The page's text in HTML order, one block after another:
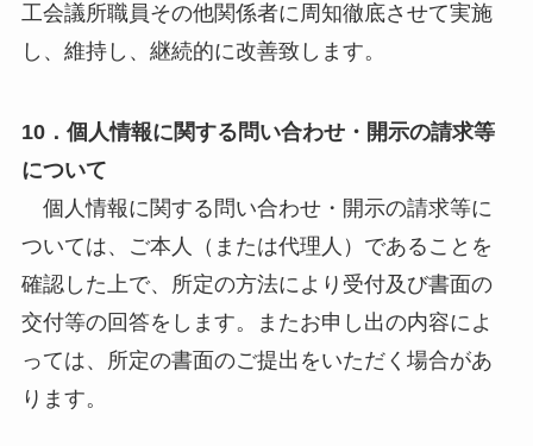
工会議所職員その他関係者に周知徹底させて実施
し、維持し、継続的に改善致します。
10．個人情報に関する問い合わせ・開示の請求等
について
個人情報に関する問い合わせ・開示の請求等に
ついては、ご本人（または代理人）であることを
確認した上で、所定の方法により受付及び書面の
交付等の回答をします。またお申し出の内容によ
っては、所定の書面のご提出をいただく場合があ
ります。